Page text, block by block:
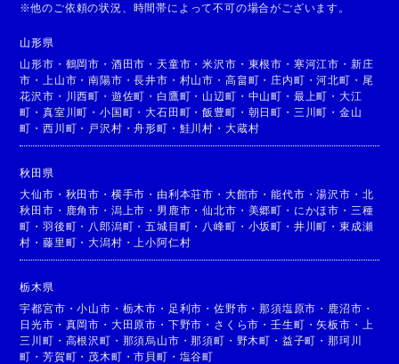
※他のご依頼の状況、時間帯によって不可の場合がございます。
山形県
山形市 ・ 鶴岡市 ・ 酒田市 ・ 天童市 ・米沢市 ・ 東根市 ・ 寒河江市 ・ 新庄
市 ・ 上山市 ・南陽市 ・長井市 ・ 村山市 ・ 高畠町 ・ 庄内町 ・河北町 ・ 尾
花沢市 ・ 川西町 ・ 遊佐町 ・ 白鷹町 ・ 山辺町 ・ 中山町 ・ 最上町 ・ 大江
町 ・真室川町 ・小国町 ・大石田町 ・飯豊町 ・ 朝日町 ・ 三川町 ・ 金山
町 ・西川町 ・ 戸沢村 ・舟形町 ・ 鮭川村 ・ 大蔵村
秋田県
大仙市 ・ 秋田市 ・ 横手市 ・ 由利本荘市 ・ 大館市 ・能代市 ・湯沢市 ・ 北
秋田市 ・ 鹿角市 ・ 潟上市 ・ 男鹿市 ・仙北市 ・ 美郷町 ・ にかほ市 ・ 三種
町 ・羽後町 ・ 八郎潟町 ・五城目町 ・ 八峰町 ・ 小坂町 ・ 井川町 ・ 東成瀬
村 ・藤里町 ・大潟村 ・ 上小阿仁村
栃木県
宇都宮市 ・小山市 ・ 栃木市 ・ 足利市 ・佐野市 ・那須塩原市 ・ 鹿沼市 ・
日光市 ・ 真岡市 ・ 大田原市 ・ 下野市 ・ さくら市 ・壬生町 ・矢板市 ・
上
三川町 ・ 高根沢町 ・ 那須烏山市 ・那須町 ・ 野木町 ・ 益子町 ・那珂川
町 ・芳賀町 ・ 茂木町 ・市貝町 ・ 塩谷町